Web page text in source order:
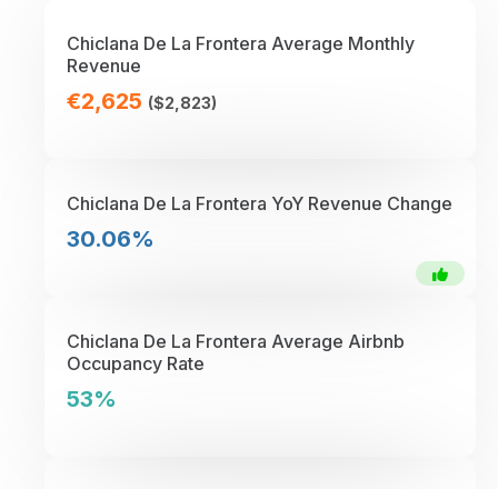
Chiclana De La Frontera Average Monthly
Revenue
€2,625 ($2,823)
Chiclana De La Frontera YoY Revenue Change
30.06%
Chiclana De La Frontera Average Airbnb
Occupancy Rate
53%